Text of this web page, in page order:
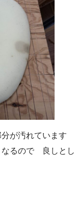
が汚れています
るので 良しとし